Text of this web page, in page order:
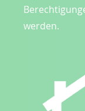
werden.